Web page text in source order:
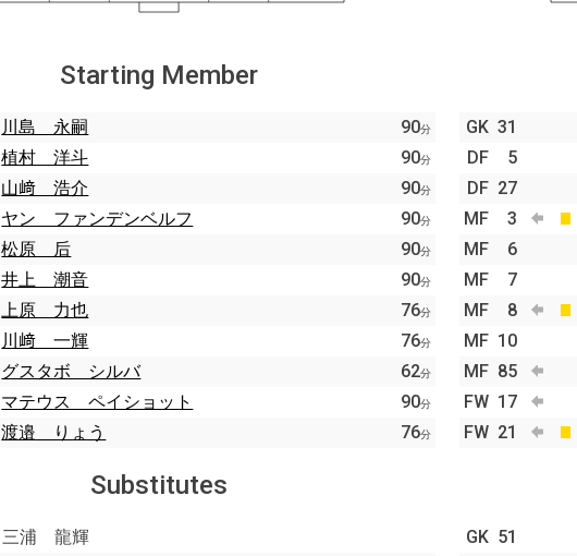
Starting Member
川島 永嗣 90分
植村 洋斗 90分
山﨑 浩介 90分
ヤン ファンデンベルフ 90分
松原 后 90分
井上 潮音 90分
上原 力也 76分
川﨑 一輝 76分
グスタボ シルバ 62分
マテウス ペイショット 90分
渡邉 りょう 76分
Substitutes
三浦 龍輝
GK 31
DF 5
DF 27
MF 3
MF 6
MF 7
MF 8
MF 10
MF 85
FW 17
FW 21
GK 51